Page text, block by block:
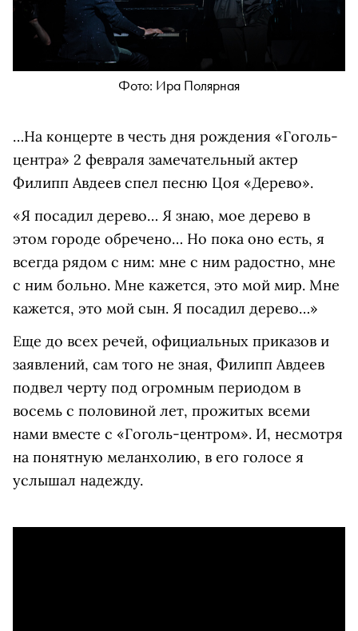
Фото: Ира Полярная
…На концерте в честь дня рождения «Гоголь-
центра» 2 февраля замечательный актер
Филипп Авдеев спел песню Цоя «Дерево».
«Я посадил дерево… Я знаю, мое дерево в
этом городе обречено… Но пока оно есть, я
всегда рядом с ним: мне с ним радостно, мне
с ним больно. Мне кажется, это мой мир. Мне
кажется, это мой сын. Я посадил дерево…»
Еще до всех речей, официальных приказов и
заявлений, сам того не зная, Филипп Авдеев
подвел черту под огромным периодом в
восемь с половиной лет, прожитых всеми
нами вместе с «Гоголь-центром». И, несмотря
на понятную меланхолию, в его голосе я
услышал надежду.